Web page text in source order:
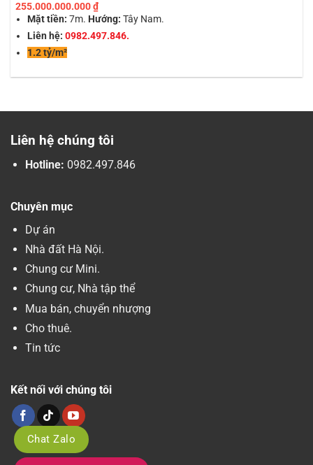
Chat Zalo
255.000.000.000₫
Mặt tiền: 7m. Hướng: Tây Nam.
Liên hệ: 0982.497.846.
1.2 tỷ/m²
Liên hệ chúng tôi
Hotline: 0982.497.846
Chuyên mục
Dự án
Nhà đất Hà Nội.
Chung cư Mini.
Chung cư, Nhà tập thể
Mua bán, chuyển nhượng
Cho thuê.
Tin tức
Kết nối với chúng tôi